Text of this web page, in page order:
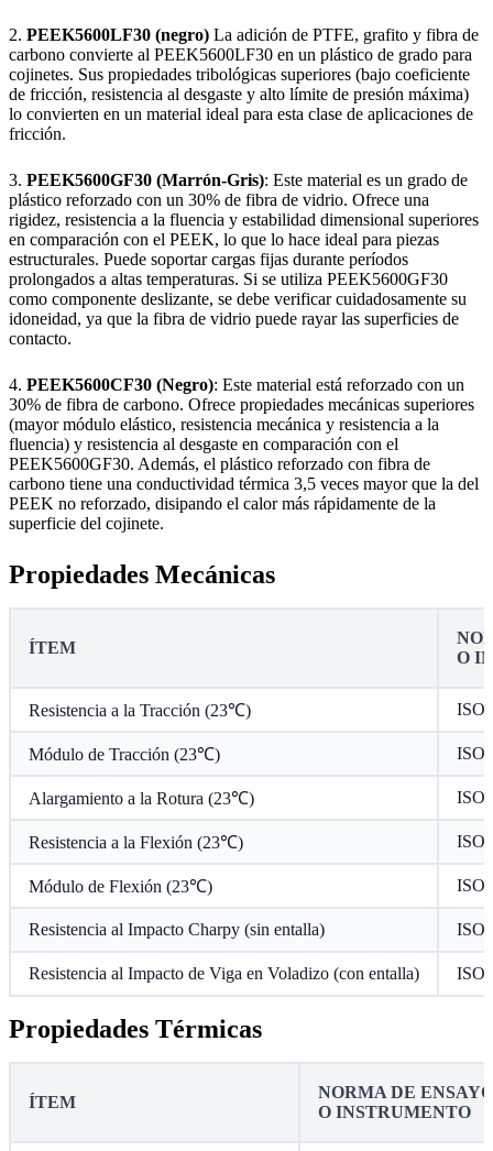
2. PEEK5600LF30 (negro) La adición de PTFE, grafito y fibra de
carbono convierte al PEEK5600LF30 en un plástico de grado para
cojinetes. Sus propiedades tribológicas superiores (bajo coeficiente
de fricción, resistencia al desgaste y alto límite de presión máxima)
lo convierten en un material ideal para esta clase de aplicaciones de
fricción.
3. PEEK5600GF30 (Marrón-Gris): Este material es un grado de
plástico reforzado con un 30% de fibra de vidrio. Ofrece una
rigidez, resistencia a la fluencia y estabilidad dimensional superiores
en comparación con el PEEK, lo que lo hace ideal para piezas
estructurales. Puede soportar cargas fijas durante períodos
prolongados a altas temperaturas. Si se utiliza PEEK5600GF30
como componente deslizante, se debe verificar cuidadosamente su
idoneidad, ya que la fibra de vidrio puede rayar las superficies de
contacto.
4. PEEK5600CF30 (Negro): Este material está reforzado con un
30% de fibra de carbono. Ofrece propiedades mecánicas superiores
(mayor módulo elástico, resistencia mecánica y resistencia a la
fluencia) y resistencia al desgaste en comparación con el
PEEK5600GF30. Además, el plástico reforzado con fibra de
carbono tiene una conductividad térmica 3,5 veces mayor que la del
PEEK no reforzado, disipando el calor más rápidamente de la
superficie del cojinete.
Propiedades Mecánicas
ÍTEM
O
Resistencia a la Tracción (23℃) ISO
Módulo de Tracción (23℃) ISO
Alargamiento a la Rotura (23℃) ISO
Resistencia a la Flexión (23℃) ISO
Módulo de Flexión (23℃) ISO
Resistencia al Impacto Charpy (sin entalla) ISO
Resistencia al Impacto de Viga en Voladizo (con entalla) ISO
Propiedades Térmicas
ÍTEM
NORMA DE ENSAYO
O INSTRUMENTO